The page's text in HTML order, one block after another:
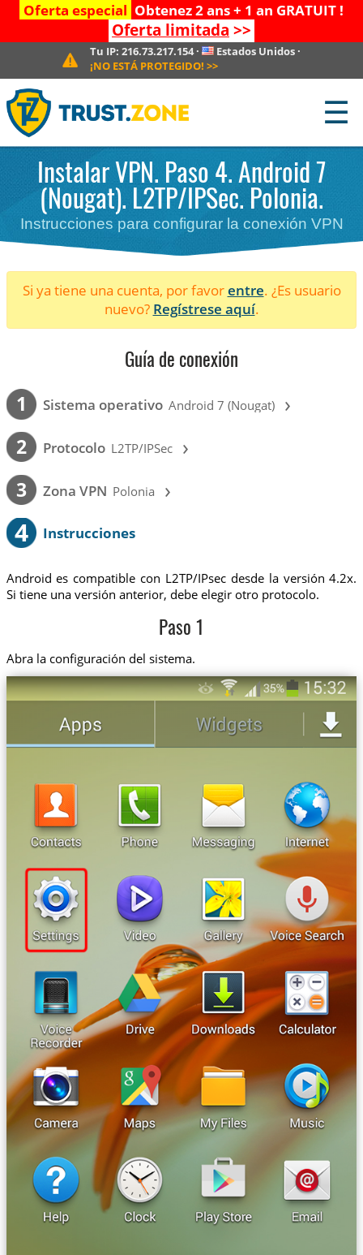
Oferta especial Obtenez 2 ans + 1 an GRATUIT !
Oferta limitada >>
Tu IP: 216.73.217.154· Estados Unidos ·
¡NO ESTÁ PROTEGIDO! >>
☰
Instalar VPN. Paso 4. Android 7
(Nougat). L2TP/IPSec. Polonia.
Instrucciones para configurar la conexión VPN
Si ya tiene una cuenta, por favorentre. ¿Es usuario
nuevo? Regístrese aquí.
Guía de conexión
1 Sistema operativo Android 7 (Nougat) ›
2 Protocolo L2TP/IPSec ›
3 Zona VPN Polonia ›
4 Instrucciones
Android es compatible con L2TP/IPsec desde la versión 4.2x.
Si tiene una versión anterior, debe elegir otro protocolo.
Paso 1
Abra la configuración del sistema.